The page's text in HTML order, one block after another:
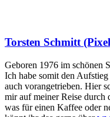
Torsten Schmitt
Geboren 1976 im schönen
Ich habe somit den
auch vorangetrieben. Hier
mir auf meiner Reise
was für einen Kaffee oder